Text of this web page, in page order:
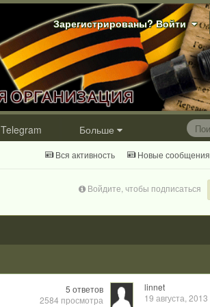
Зарегистрированы? Войти
Telegram Больше
Вся активность Новые сообщения
Войдите, чтобы подписаться
5 ответов
2584 просмотра
linnet
19 августа, 2013